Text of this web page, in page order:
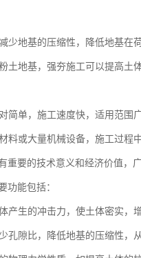
少地基的压缩性，降低地基在
土地基，强夯施工可以提高
简单，施工速度快，适用范围
料或大量机械设备，施工过程
重要的技术意义和经济价值，
功能包括：
产生的冲击力，使土体密实，
孔隙比，降低地基的压缩性，